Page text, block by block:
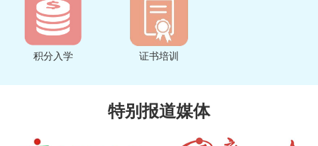
积分入学 证书培训
特别报道媒体